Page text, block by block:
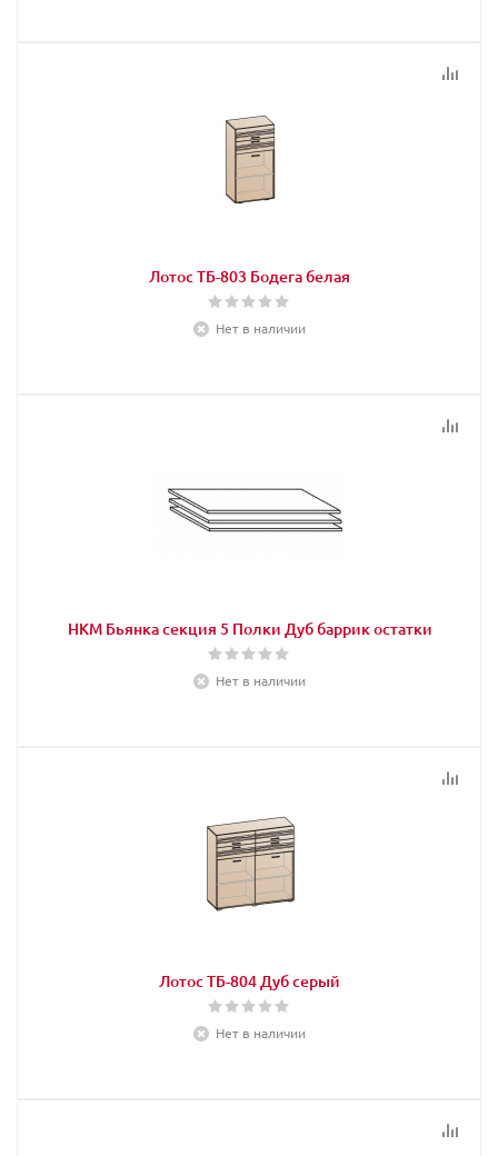
Лотос ТБ-803 Бодега белая
Нет в наличии
НКМ Бьянка секция 5 Полки Дуб баррик остатки
Нет в наличии
Лотос ТБ-804 Дуб серый
Нет в наличии